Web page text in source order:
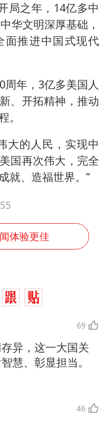
局之年，14亿多中
华文明深厚基础，
面推进中国式现代
年，3亿多美国人
、开拓精神，推动
。
大的人民，实现中
国再次伟大，完全
就、造福世界。”
体验更佳
69
异，这一大国关
慧、彰显担当。
46